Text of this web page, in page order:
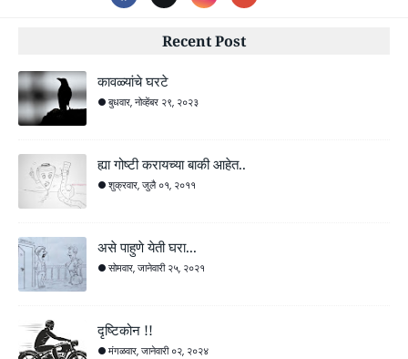
Recent Post
कावळ्यांचे घरटे
बुधवार, नोव्हेंबर २९, २०२३
ह्या गोष्टी करायच्या बाकी आहेत..
शुक्रवार, जुलै ०१, २०११
असे पाहुणे येती घरा...
सोमवार, जानेवारी २५, २०२१
दृष्टिकोन !!
मंगळवार, जानेवारी ०२, २०२४